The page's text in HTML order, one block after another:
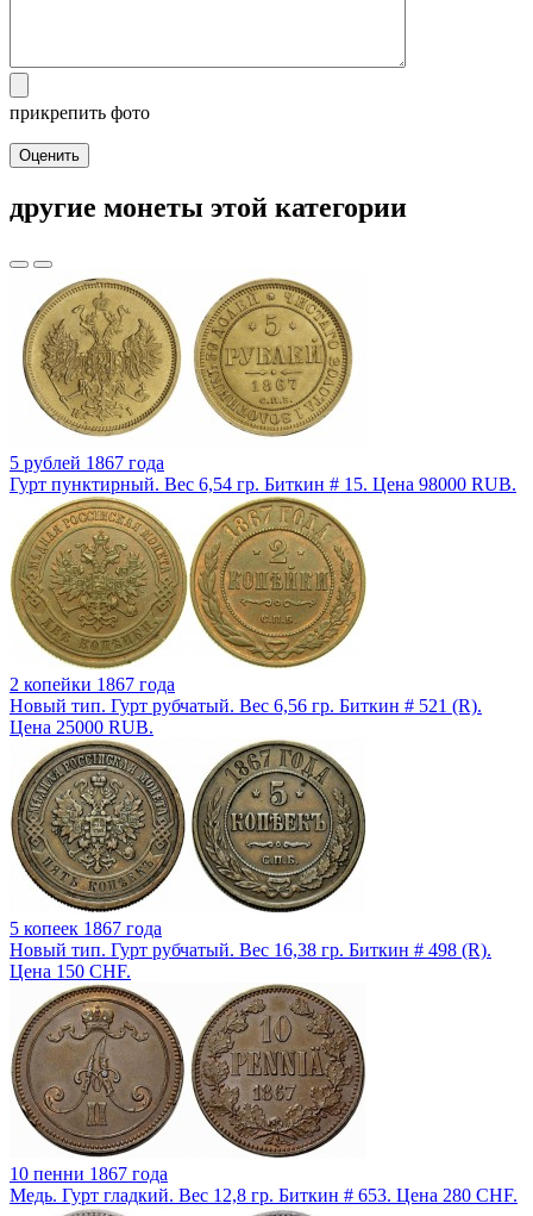
прикрепить фото
Оценить
другие монеты этой категории
5 рублей 1867 года
Гурт пунктирный. Вес 6,54 гр. Биткин # 15. Цена 98000 RUB.
2 копейки 1867 года
Новый тип. Гурт рубчатый. Вес 6,56 гр. Биткин # 521 (R).
Цена 25000 RUB.
5 копеек 1867 года
Новый тип. Гурт рубчатый. Вес 16,38 гр. Биткин # 498 (R).
Цена 150 CHF.
10 пенни 1867 года
Медь. Гурт гладкий. Вес 12,8 гр. Биткин # 653. Цена 280 CHF.